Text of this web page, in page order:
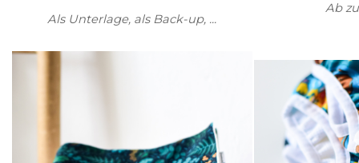
Als Unterlage, als Back-up, ...
Ab